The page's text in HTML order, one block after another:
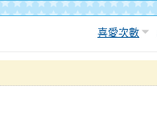
喜愛次數